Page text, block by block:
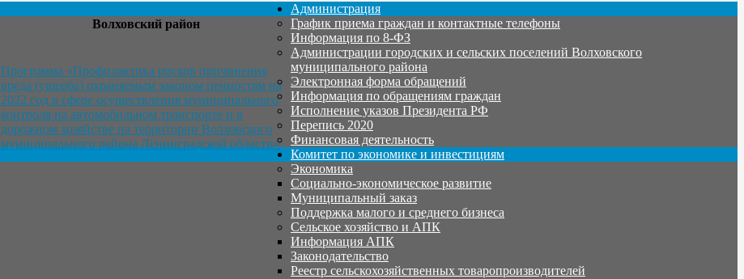
Волховский район
Программа «Профилактика рисков причинения
вреда (ущерба) охраняемым законом ценностям на
2022 год в сфере осуществления муниципального
контроля на автомобильном транспорте и в
дорожном хозяйстве на территории Волховского
муниципального района Ленинградской области»
Администрация
График приема граждан и контактные телефоны
Информация по 8-ФЗ
Администрации городских и сельских поселений Волховского
муниципального района
Электронная форма обращений
Информация по обращениям граждан
Исполнение указов Президента РФ
Перепись 2020
Финансовая деятельность
Комитет по экономике и инвестициям
Экономика
Социально-экономическое развитие
Муниципальный заказ
Поддержка малого и среднего бизнеса
Сельское хозяйство и АПК
Информация АПК
Законодательство
Реестр сельскохозяйственных товаропроизводителей